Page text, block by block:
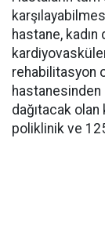
hastane,
rehabilitasyon
dağıtacak
poliklinik ve